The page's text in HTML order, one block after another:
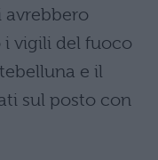
vigili del fuoco
e il
sul posto con